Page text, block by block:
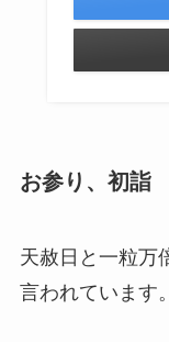
お参り、初詣
天赦日と一粒万
言われています。